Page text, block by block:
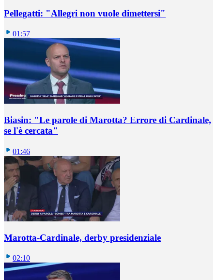
Pellegatti: "Allegri non vuole dimettersi"
01:57
Biasin: "Le parole di Marotta? Errore di Cardinale,
se l'è cercata"
01:46
Marotta-Cardinale, derby presidenziale
02:10